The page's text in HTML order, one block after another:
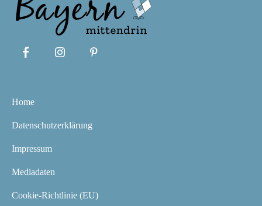
Home
Datenschutzerklärung
Impressum
Mediadaten
Cookie-Richtlinie (EU)